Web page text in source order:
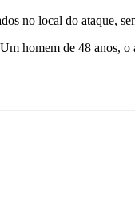
no local do ataque,
homem de 48 anos,